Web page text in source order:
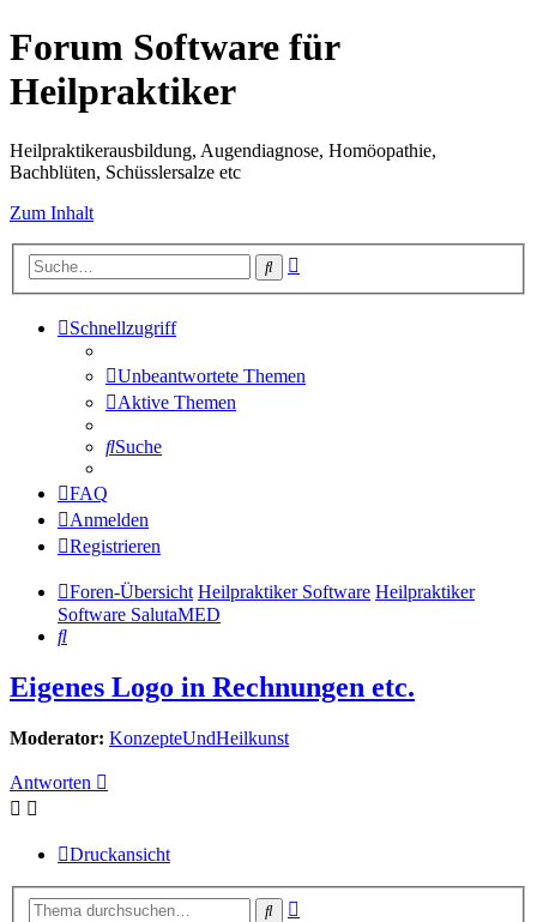
Forum Software für
Heilpraktiker
Heilpraktikerausbildung, Augendiagnose, Homöopathie,
Bachblüten, Schüsslersalze etc
Zum Inhalt
Suche
Schnellzugriff
Unbeantwortete Themen
Aktive Themen
Suche
FAQ
Anmelden
Registrieren
Foren-Übersicht Heilpraktiker Software Heilpraktiker
Software SalutaMED
Suche
Eigenes Logo in Rechnungen etc.
Moderator: KonzepteUndHeilkunst
Antworten
Druckansicht
Suche